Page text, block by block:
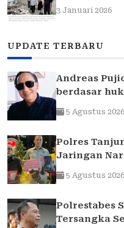
Elina
3 Januari 2026
UPDATE TERBARU
Andreas
berdasar
ke rekening
Milliar
5 Agustus 2026
Polres
Jaringan
Pengedar
5 Agustus 2026
Polrestabes
Tersangka